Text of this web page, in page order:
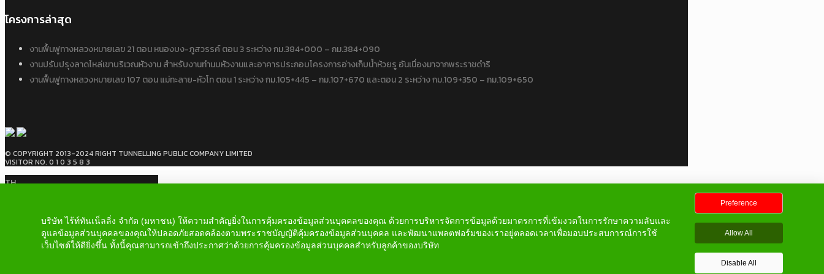
โครงการล่าสุด
งานฟื้นฟูทางหลวงหมายเลข 21 ตอน หนองบง-ภูสวรรค์ ตอน 3 ระหว่าง กม.384+000 – กม.384+090
งานปรับปรุงลาดไหล่เขาบริเวณหัวงาน สำหรับงานทำนบหัวงานและอาคารประกอบโครงการอ่างเก็บน้ำห้วยรู อันเนื่องมาจากพระราชดำริ
งานฟื้นฟูทางหลวงหมายเลข 107 ตอน แม่ทะลาย-หัวโท ตอน 1 ระหว่าง กม.105+445 – กม.107+670 และตอน 2 ระหว่าง กม.109+350 – กม.109+650
© COPYRIGHT 2013-2024 RIGHT TUNNELLING PUBLIC COMPANY LIMITED
VISITOR NO. 0 1 0 3 5 8 3
TH
page
บริษัท ไร้ท์ทันเน็ลลิ่ง จำกัด (มหาชน) ให้ความสำคัญยิ่งในการคุ้มครองข้อมูลส่วนบุคคลของคุณ ด้วยการบริหารจัดการข้อมูลด้วยมาตรการที่เข้มงวดในการรักษาความลับและ
ดูแลข้อมูลส่วนบุคคลของคุณให้ปลอดภัยสอดคล้องตามพระราชบัญญัติคุ้มครองข้อมูลส่วนบุคคล และพัฒนาแพลตฟอร์มของเราอยู่ตลอดเวลาเพื่อมอบประสบการณ์การใช้
เว็บไซต์ให้ดียิ่งขึ้น ทั้งนี้คุณสามารถเข้าถึงประกาศว่าด้วยการคุ้มครองข้อมูลส่วนบุคคลสำหรับลูกค้าของบริษัท
Preference
Allow All
Disable All